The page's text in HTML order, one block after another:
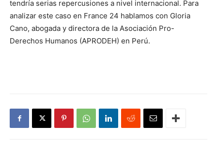
tendría serias repercusiones a nivel internacional. Para
analizar este caso en France 24 hablamos con Gloria
Cano, abogada y directora de la Asociación Pro-
Derechos Humanos (APRODEH) en Perú.